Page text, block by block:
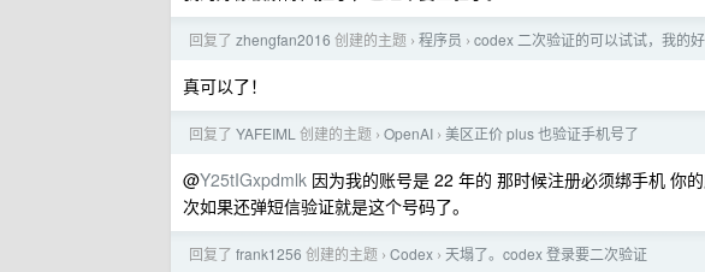
回复了 zhengfan2016 创建的主题 › 程序员 › codex 二次验证的可以试试，我的
真可以了！
回复了 YAFEIML 创建的主题 › OpenAI › 美区正价 plus 也验证手机号了
@Y25tIGxpdmlk 因为我的账号是 22 年的 那时候注册必须绑手机 你
次如果还弹短信验证就是这个号码了。
回复了 frank1256 创建的主题 › Codex › 天塌了。codex 登录要二次验证